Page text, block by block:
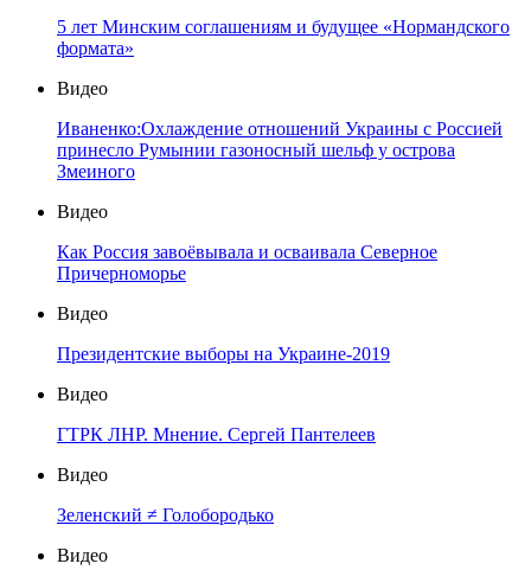
5 лет Минским соглашениям и будущее «Нормандского
формата»
Видео
Иваненко:Охлаждение отношений Украины с Россией
принесло Румынии газоносный шельф у острова
Змеиного
Видео
Как Россия завоёвывала и осваивала Северное
Причерноморье
Видео
Президентские выборы на Украине-2019
Видео
ГТРК ЛНР. Мнение. Сергей Пантелеев
Видео
Зеленский ≠ Голобородько
Видео